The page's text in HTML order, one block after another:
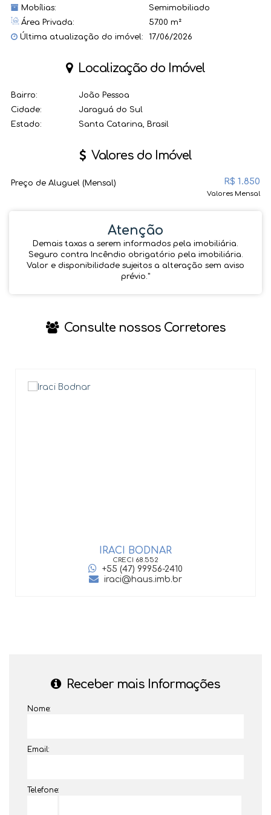
Mobílias:
Semimobiliado
Área Privada:
57.00 m²
Última atualização do imóvel:
17/06/2026
Localização do Imóvel
Bairro:
João Pessoa
Cidade:
Jaraguá do Sul
Estado:
Santa Catarina, Brasil
Valores do Imóvel
R$ 1.850
Preço de Aluguel (Mensal)
Valores Mensal
Atenção
Demais taxas a serem informados pela imobiliária.
Seguro contra Incêndio obrigatório pela imobiliária.
Valor e disponibilidade sujeitos a alteração sem aviso
prévio.''
Consulte nossos Corretores
IRACI BODNAR
CRECI 68.552
+55 (47) 99956-2410
iraci@haus.imb.br
Receber mais Informações
Nome:
Email:
Telefone: